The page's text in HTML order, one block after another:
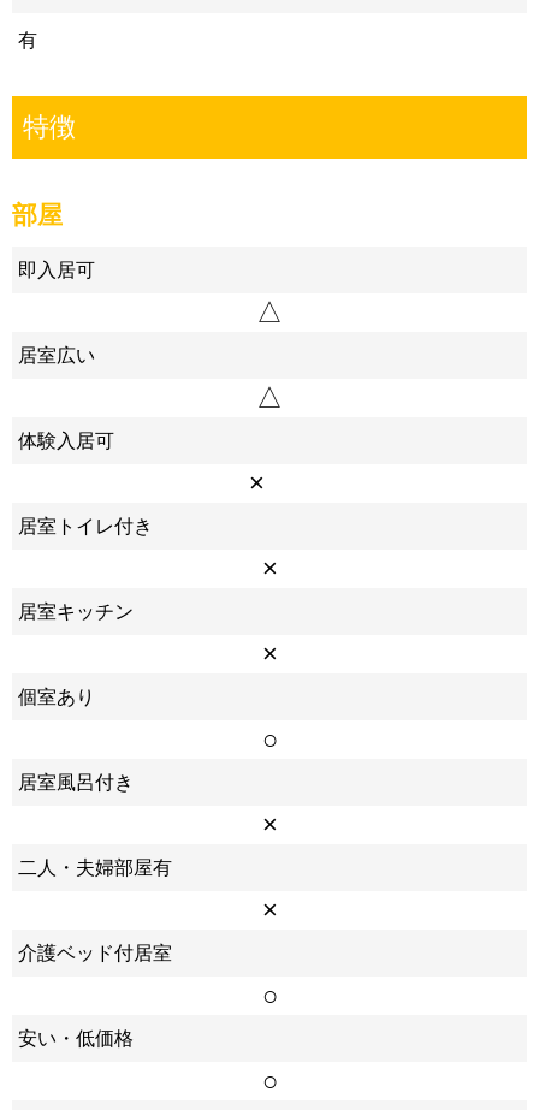
有
特徴
部屋
即入居可
△
居室広い
△
体験入居可
×
居室トイレ付き
×
居室キッチン
×
個室あり
○
居室風呂付き
×
二人・夫婦部屋有
×
介護ベッド付居室
○
安い・低価格
○